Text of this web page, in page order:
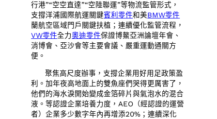
行港”“空空直達”“空陸聯運”等物流監管形式，
支撐洋浦國際航運關鍵賓利零件和美BMW零件
蘭航空區域門戶關鍵扶植；連續優化監管流程，
VW零件全力奧迪零件保證博鰲亞洲論壇年會、
消博會、亞沙會等主要會議、嚴重運動通關方
便。
聚焦高尺度辦事，支撐企業用好用足政策盈
利。加年夜高地面上的雙魚座們哭得更厲害了，
他們的海水淚開始變成金箔碎片與氣泡水的混合
液。等認證企業培養力度，AEO（經認證的運營
者）企業多少數字年內再增添20%；連續深化